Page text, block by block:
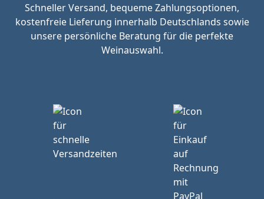
Schneller Versand, bequeme Zahlungsoptionen,
kostenfreie Lieferung innerhalb Deutschlands sowie
unsere persönliche Beratung für die perfekte
Weinauswahl.